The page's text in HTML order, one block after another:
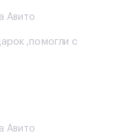
Авито
,помогли с
Авито